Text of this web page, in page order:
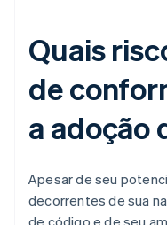
Quais
de
a adoção
Apesar de seu
decorrentes de sua